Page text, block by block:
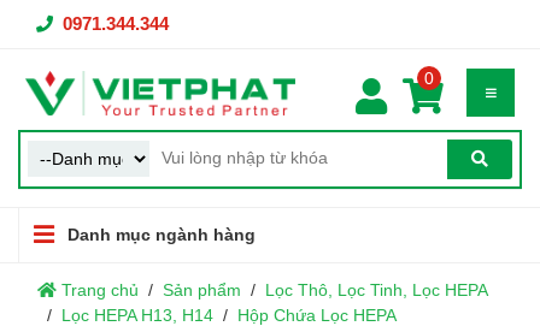
0971.344.344
0
Danh mục ngành hàng
Trang chủ Sản phẩm
Lọc Thô, Lọc Tinh, Lọc HEPA
Lọc HEPA H13, H14
Hộp Chứa Lọc HEPA